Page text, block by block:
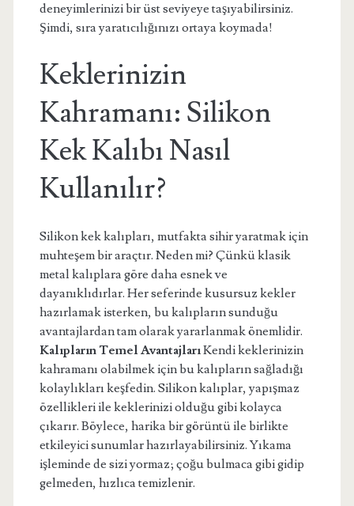
deneyimlerinizi bir üst seviyeye taşıyabilirsiniz.
Şimdi, sıra yaratıcılığınızı ortaya koymada!
Keklerinizin
Kahramanı: Silikon
Kek Kalıbı Nasıl
Kullanılır?
Silikon kek kalıpları, mutfakta sihir yaratmak için
muhteşem bir araçtır. Neden mi? Çünkü klasik
metal kalıplara göre daha esnek ve
dayanıklıdırlar. Her seferinde kusursuz kekler
hazırlamak isterken, bu kalıpların sunduğu
avantajlardan tam olarak yararlanmak önemlidir.
Kalıpların Temel AvantajlarıKendi keklerinizin
kahramanı olabilmek için bu kalıpların sağladığı
kolaylıkları keşfedin. Silikon kalıplar, yapışmaz
özellikleri ile keklerinizi olduğu gibi kolayca
çıkarır. Böylece, harika bir görüntü ile birlikte
etkileyici sunumlar hazırlayabilirsiniz. Yıkama
işleminde de sizi yormaz; çoğu bulmaca gibi gidip
gelmeden, hızlıca temizlenir.